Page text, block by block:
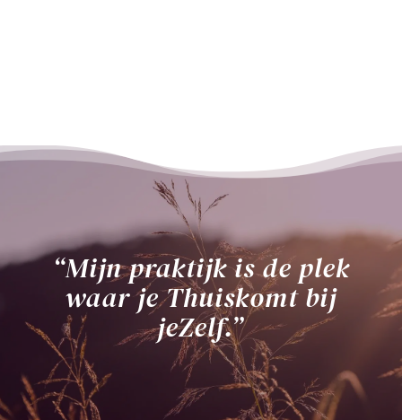
“Mijn praktijk is de plek
waar je Thuiskomt bij
jeZelf.”